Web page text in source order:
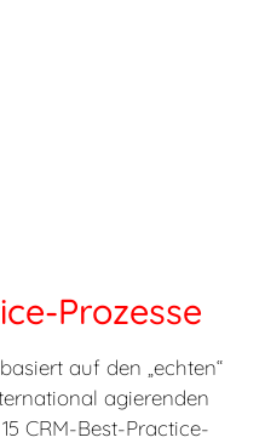
Prozesse
auf den „echten“
agierenden
CRM-Best-Practice-